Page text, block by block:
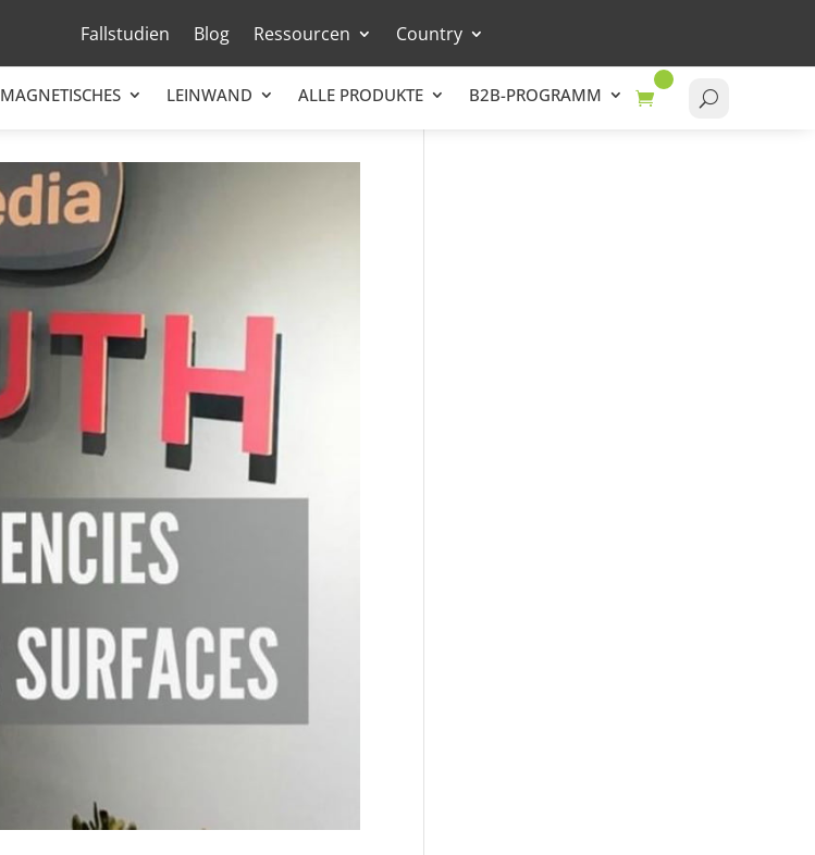
Fallstudien Blog Ressourcen Country
MAGNETISCHES LEINWAND ALLE PRODUKTE B2B-PROGRAMM